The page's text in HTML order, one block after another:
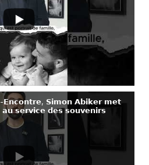
𝗦𝗶𝗺𝗼𝗻 𝗔𝗯𝗶𝗸𝗲𝗿 𝗺𝗲𝘁
𝗮𝘂 𝘀𝗲𝗿𝘃𝗶𝗰𝗲 𝗱𝗲𝘀 𝘀𝗼𝘂𝘃𝗲𝗻𝗶𝗿𝘀